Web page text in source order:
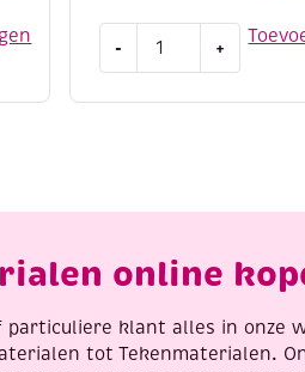
-
wikkeldraad
0.34mm,
gram
+
online
particuliere klant alles in onze
tot Tekenmaterialen.